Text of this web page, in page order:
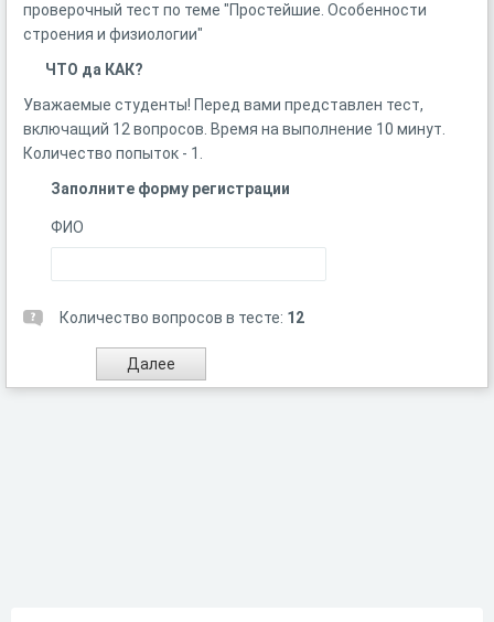
проверочный тест по теме "Простейшие. Особенности
строения и физиологии"
ЧТО да КАК?
Уважаемые студенты! Перед вами представлен тест,
включащий 12 вопросов. Время на выполнение 10 минут.
Количество попыток - 1.
Заполните форму регистрации
ФИО
Количество вопросов в тесте: 12